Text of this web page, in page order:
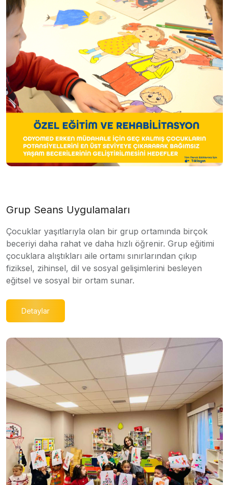
Grup Seans Uygulamaları
Çocuklar yaşıtlarıyla olan bir grup ortamında birçok
beceriyi daha rahat ve daha hızlı öğrenir. Grup eğitimi
çocuklara alıştıkları aile ortamı sınırlarından çıkıp
fiziksel, zihinsel, dil ve sosyal gelişimlerini besleyen
eğitsel ve sosyal bir ortam sunar.
Detaylar